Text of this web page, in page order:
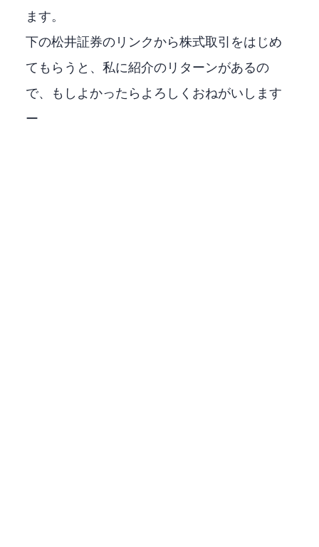
ます。
下の松井証券のリンクから株式取引をはじめ
てもらうと、私に紹介のリターンがあるの
で、もしよかったらよろしくおねがいします
ー